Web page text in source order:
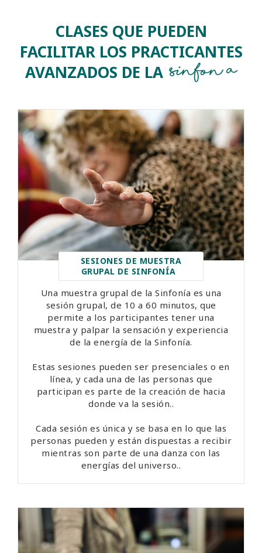
CLASES QUE PUEDEN
FACILITAR LOS PRACTICANTES
AVANZADOS DE LASinfonía
SESIONES DE MUESTRA
GRUPAL DE SINFONÍA
Una muestra grupal de la Sinfonía es una
sesión grupal, de 10 a 60 minutos, que
permite a los participantes tener una
muestra y palpar la sensación y experiencia
de la energía de la Sinfonía.
Estas sesiones pueden ser presenciales o en
línea, y cada una de las personas que
participan es parte de la creación de hacia
donde va la sesión..
Cada sesión es única y se basa en lo que las
personas pueden y están dispuestas a recibir
mientras son parte de una danza con las
energías del universo..